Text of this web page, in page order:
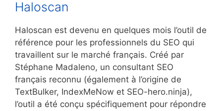
Haloscan
Haloscan est devenu en quelques mois l’outil de
référence pour les professionnels du SEO qui
travaillent sur le marché français. Créé par
Stéphane Madaleno, un consultant SEO
français reconnu (également à l’origine de
TextBulker, IndexMeNow et SEO-hero.ninja),
l’outil a été conçu spécifiquement pour répondre